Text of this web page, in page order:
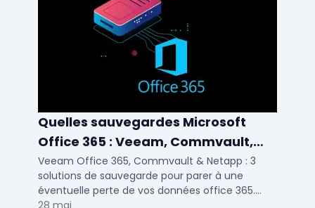
Quelles sauvegardes Microsoft
Office 365 : Veeam, Commvault,
Netapp
Veeam Office 365, Commvault & Netapp : 3
solutions de sauvegarde pour parer à une
éventuelle perte de vos données office 365.
Voici notre ...
28 mai